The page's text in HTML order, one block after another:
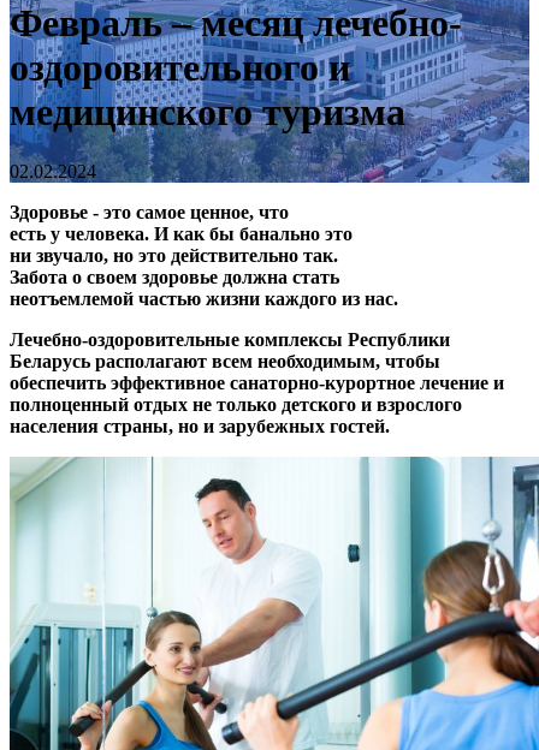
Февраль – месяц лечебно-
оздоровительного и
медицинского туризма
02.02.2024
Здоровье - это самое ценное, что
есть у человека. И как бы банально это
ни звучало, но это действительно так.
Забота о своем здоровье должна стать
неотъемлемой частью жизни каждого из нас.
Лечебно-оздоровительные комплексы Республики
Беларусь располагают всем необходимым, чтобы
обеспечить эффективное санаторно-курортное лечение и
полноценный отдых не только детского и взрослого
населения страны, но и зарубежных гостей.